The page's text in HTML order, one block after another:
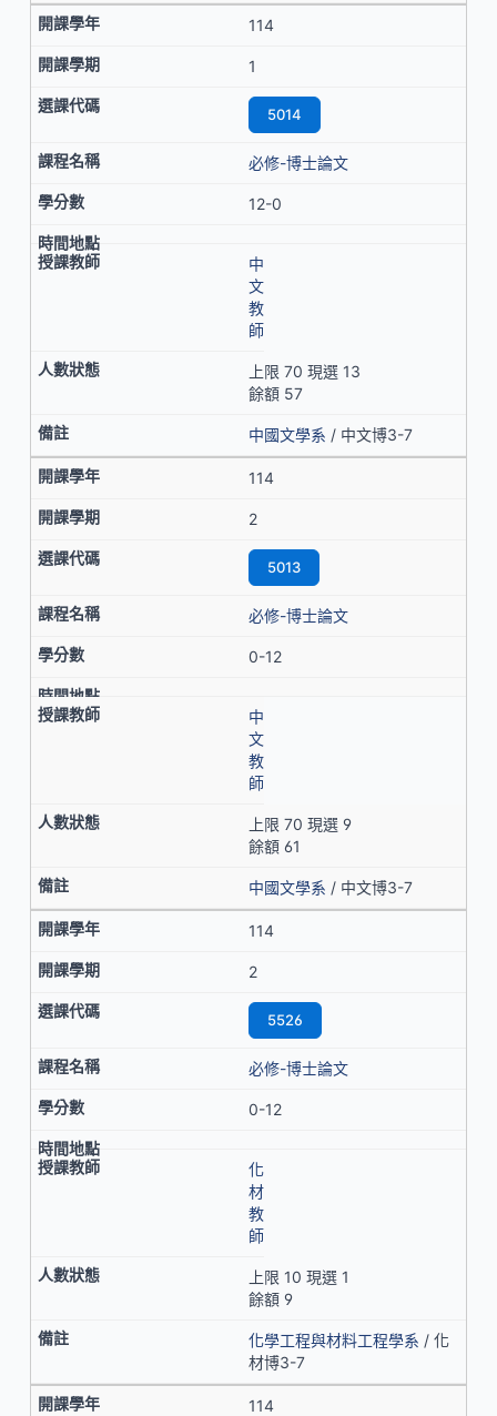
114
1
5014
必修-博士論文
12-0
中
文
教
師
上限 70 現選 13
餘額 57
中國文學系 / 中文博3-7
114
2
5013
必修-博士論文
0-12
中
文
教
師
上限 70 現選 9
餘額 61
中國文學系 / 中文博3-7
114
2
5526
必修-博士論文
0-12
化
材
教
師
上限 10 現選 1
餘額 9
化學工程與材料工程學系 / 化
材博3-7
114